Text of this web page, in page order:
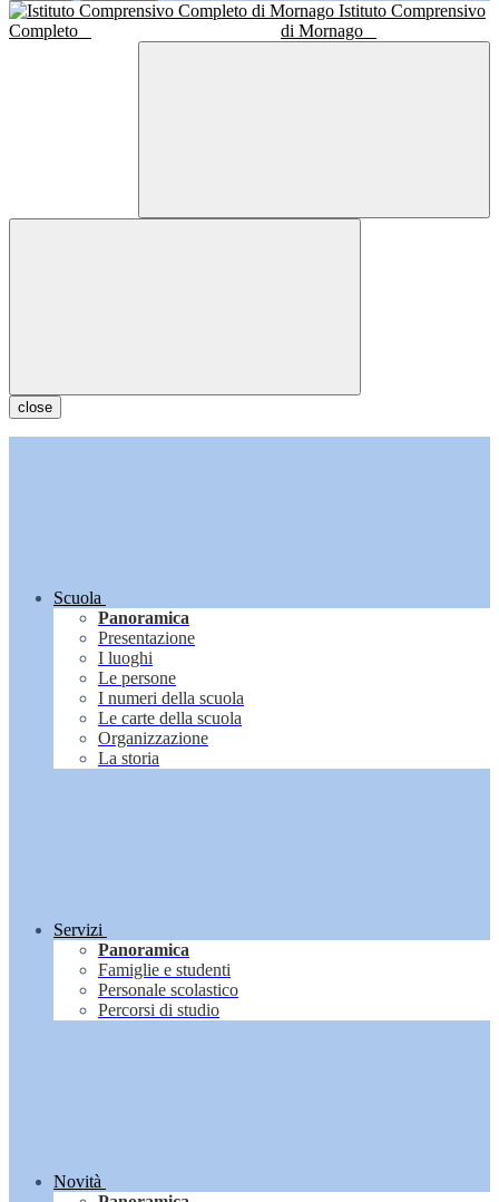
Istituto Comprensivo
Completo
di Mornago
close
Scuola
Panoramica
Presentazione
I luoghi
Le persone
I numeri della scuola
Le carte della scuola
Organizzazione
La storia
Servizi
Panoramica
Famiglie e studenti
Personale scolastico
Percorsi di studio
Novità